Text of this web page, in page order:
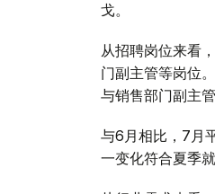
戈。
从招聘岗位来看
门副主管等岗位
与销售部门副主
与6月相比，7月
一变化符合夏季